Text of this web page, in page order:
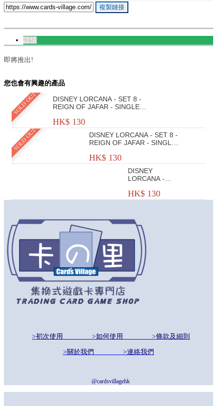
複製鏈接
詳情
即將推出!
您也會有興趣的產品
SOLD OUT
DISNEY LORCANA - SET 8 -
REIGN OF JAFAR - SINGLE
BRUNO
HK$ 130
SOLD OUT
DISNEY LORCANA - SET 8 -
REIGN OF JAFAR - SINGLE
STITCH
HK$ 130
DISNEY
LORCANA -
ARCHAZIA'S
ISLAND -
AN INVENTIVE
PAIR
HK$ 130
>初次使用 >如何使用 >條款及細則
>關於我們 >連絡我們
@cardsvillagehk